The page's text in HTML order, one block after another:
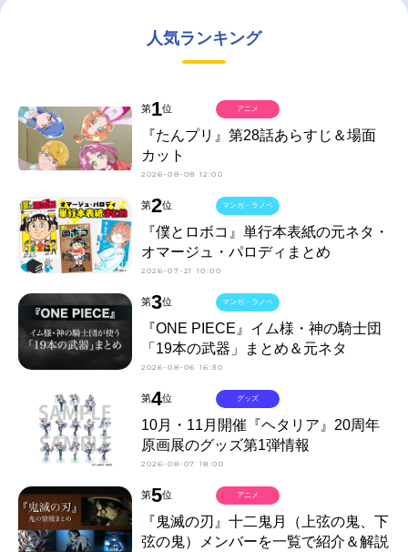
人気ランキング
第1位
『たんプリ』第28話あらすじ＆場面
カット
2026-08-08 12:00
アニメ
第2位
『僕とロボコ』単行本表紙の元ネタ・
オマージュ・パロディまとめ
2026-07-21 10:00
マンガ・ラノベ
第3位
『ONE PIECE』イム様・神の騎士団
「19本の武器」まとめ＆元ネタ
2026-08-06 16:30
マンガ・ラノベ
第4位
10月・11月開催『ヘタリア』20周年
原画展のグッズ第1弾情報
2026-08-07 18:00
グッズ
第5位
『鬼滅の刃』十二鬼月（上弦の鬼、下
弦の鬼）メンバーを一覧で紹介＆解説
アニメ